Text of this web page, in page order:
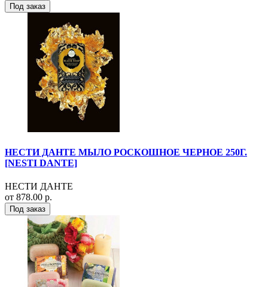
Под заказ
НЕСТИ ДАНТЕ МЫЛО РОСКОШНОЕ ЧЕРНОЕ 250Г.
[NESTI DANTE]
НЕСТИ ДАНТЕ
от 878.00 р.
Под заказ